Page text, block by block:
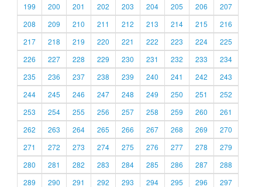
199
200 201 202 203 204 205 206
207
208
209 210 211 212 213 214 215
216
217
218 219 220 221 222 223 224
225
226
227 228 229 230 231 232 233
234
235
236 237 238 239 240 241 242
243
244
245 246 247 248 249 250 251
252
253
254 255 256 257 258 259 260
261
262
263 264 265 266 267 268 269
270
271
272 273 274 275 276 277 278
279
280
281 282 283 284 285 286 287
288
289
290 291 292 293 294 295 296 297